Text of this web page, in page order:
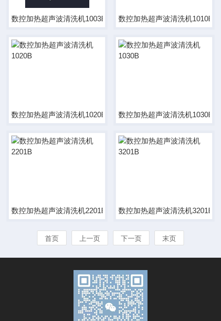
数控加热超声波清洗机1003B 数控加热超声波清洗机1010B
数控加热超声波清洗机1020B 数控加热超声波清洗机1030B
数控加热超声波清洗机2201B 数控加热超声波清洗机3201B
首页 上一页 下一页 末页